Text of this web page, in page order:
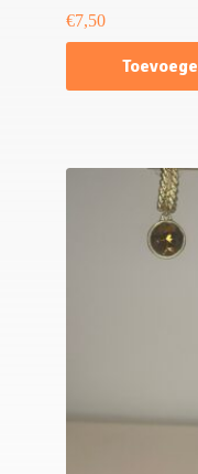
€7,50